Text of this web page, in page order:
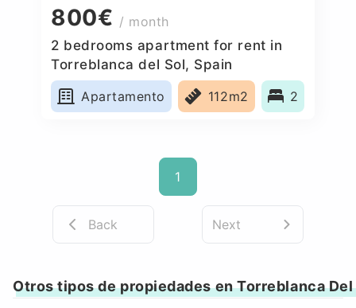
800€ / month
2 bedrooms apartment for rent in
Torreblanca del Sol, Spain
Apartamento
112m2 2
1
Back Next
Otros tipos de propiedades en Torreblanca Del